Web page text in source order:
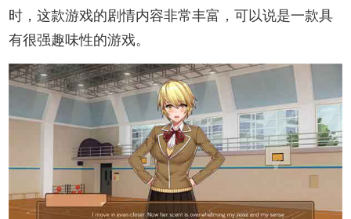
时，这款游戏的剧情内容非常丰富，可以说是一款具
有很强趣味性的游戏。